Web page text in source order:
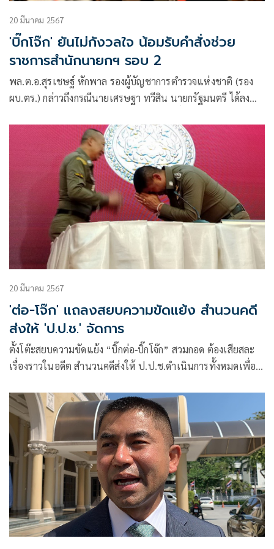
20 มีนาคม 2567
'บิ๊กโจ๊ก' ยันไม่กังวลใจ น้อมรับคำสั่งช่วย
ราชการสำนักนายกฯ รอบ 2
พล.ต.อ.สุรเชษฐ์ หักพาล รองผู้บัญชาการตำรวจแห่งชาติ (รอง
ผบ.ตร.) กล่าวถึงกรณีนายเศรษฐา ทวีสิน นายกรัฐมนตรี ได้ลง
ตำรวจแห่งชาติ (ผบ.ตร.) ไปปฏิบัติราชการที่สำนักนายกรัฐมนตรี
เป็นเวลา 60 วันนั้น
20 มีนาคม 2567
'ต่อ-โจ๊ก' แถลงสยบความขัดแย้ง สำนวนคดี
ส่งให้ 'ป.ป.ช.' จัดการ
ตั้งโต๊ะสยบความขัดแย้ง “บิ๊กต่อ-บิ๊กโจ๊ก” สวมกอด ต้องเสียสละ
เรื่องราวในอดีต สำนวนคดีส่งให้ ป.ป.ช.ดำเนินการทั้งหมดเพื่อ